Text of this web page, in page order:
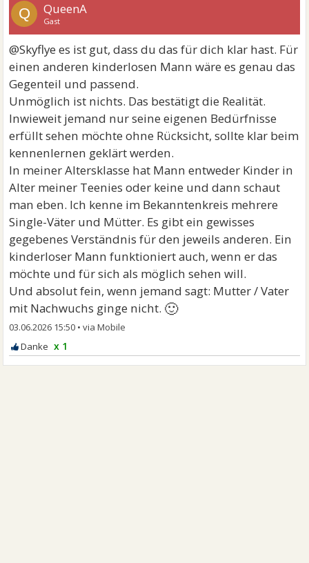
Q QueenA
Gast
@Skyflye es ist gut, dass du das für dich klar hast. Für
einen anderen kinderlosen Mann wäre es genau das
Gegenteil und passend.
Unmöglich ist nichts. Das bestätigt die Realität.
Inwieweit jemand nur seine eigenen Bedürfnisse
erfüllt sehen möchte ohne Rücksicht, sollte klar beim
kennenlernen geklärt werden.
In meiner Altersklasse hat Mann entweder Kinder in
Alter meiner Teenies oder keine und dann schaut
man eben. Ich kenne im Bekanntenkreis mehrere
Single-Väter und Mütter. Es gibt ein gewisses
gegebenes Verständnis für den jeweils anderen. Ein
kinderloser Mann funktioniert auch, wenn er das
möchte und für sich als möglich sehen will.
Und absolut fein, wenn jemand sagt: Mutter / Vater
mit Nachwuchs ginge nicht. 🙂
03.06.2026 15:50 •
x 1